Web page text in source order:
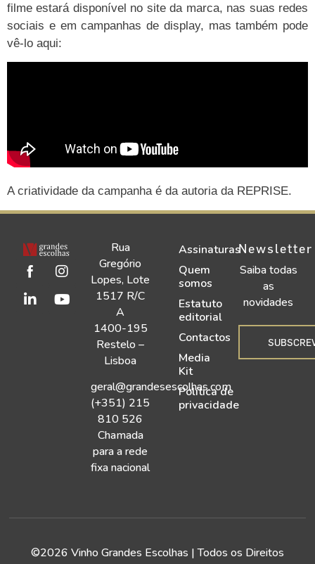
filme estará disponível no site da marca, nas suas redes
sociais e em campanhas de display, mas também pode
vê-lo aqui:
A criatividade da campanha é da autoria da REPRISE.
Rua
Gregório
Lopes, Lote
1517 R/C
A
1400-195
Restelo –
Lisboa
geral@grandesescolhas.com
(+351) 215
810 526
Chamada
para a rede
fixa nacional
Assinaturas
Quem
somos
Estatuto
editorial
Contactos
Media
Kit
Política de
privacidade
Newsletter
Saiba todas
as
novidades
©2026 Vinho Grandes Escolhas | Todos os Direitos